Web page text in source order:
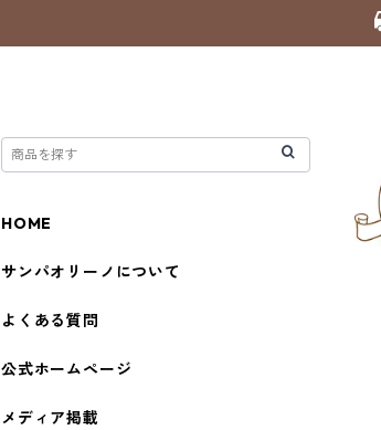
HOME
サンパオリーノについて
よくある質問
公式ホームページ
メディア掲載